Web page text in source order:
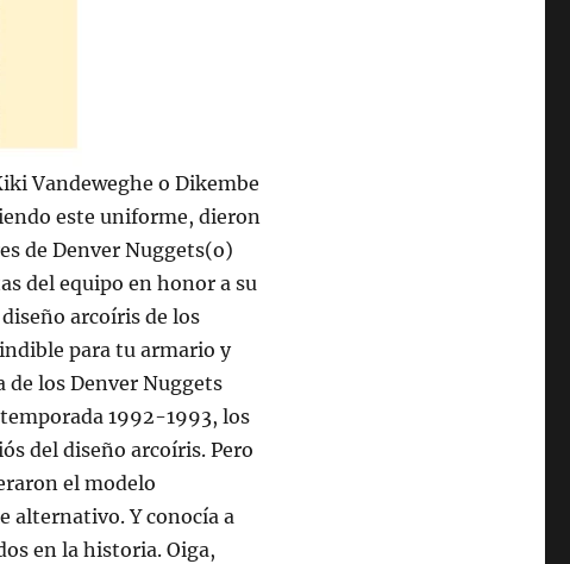
Vandeweghe o Dikembe
este uniforme, dieron
de Denver Nuggets(o)
del equipo en honor a su
arcoíris de los
para tu armario y
de los Denver Nuggets
1992-1993, los
del diseño arcoíris. Pero
el modelo
alternativo. Y conocía a
en la historia. Oiga,